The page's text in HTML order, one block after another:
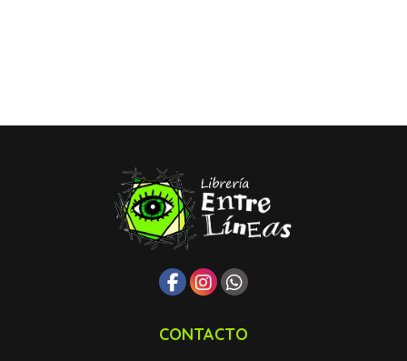
CONTACTO